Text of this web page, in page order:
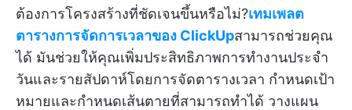
ต้องการโครงสร้างที่ชัดเจนขึ้นหรือไม่?เทมเพลต
ตารางการจัดการเวลาของ ClickUpสามารถช่วยคุณ
ได้ มันช่วยให้คุณเพิ่มประสิทธิภาพการทำงานประจำ
วันและรายสัปดาห์โดยการจัดตารางเวลา กำหนดเป้า
หมายและกำหนดเส้นตายที่สามารถทำได้ วางแผน